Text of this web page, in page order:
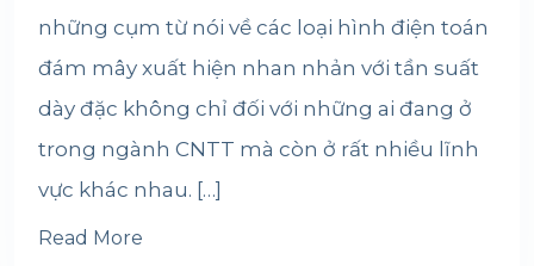
những cụm từ nói về các loại hình điện toán
đám mây xuất hiện nhan nhản với tần suất
dày đặc không chỉ đối với những ai đang ở
trong ngành CNTT mà còn ở rất nhiều lĩnh
vực khác nhau. […]
Read More